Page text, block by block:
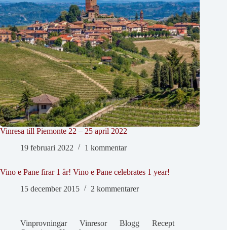
Vinresa till Piemonte 22 – 25 april 2022
19 februari 2022
1 kommentar
Vino e Pane firar 1 år! Vino e Pane celebrates 1 year!
15 december 2015
2 kommentarer
Vinprovningar Vinresor Blogg
Recept